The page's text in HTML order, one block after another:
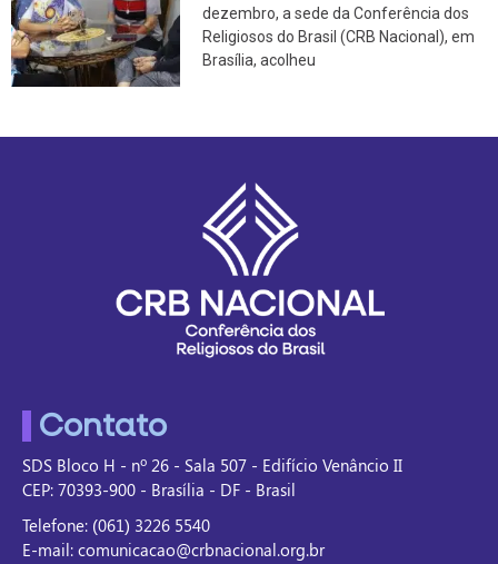
dezembro, a sede da Conferência dos
Religiosos do Brasil (CRB Nacional), em
Brasília, acolheu
Contato
SDS Bloco H - nº 26 - Sala 507 - Edifício Venâncio II
CEP: 70393-900 - Brasília - DF - Brasil
Telefone: (061) 3226 5540
E-mail: comunicacao@crbnacional.org.br